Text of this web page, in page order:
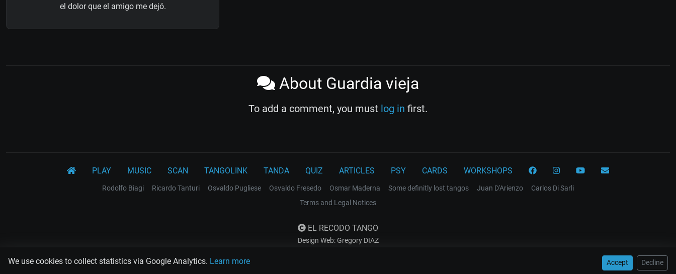
We use cookies to collect statistics via Google Analytics. Learn more Accept Decline
el dolor que el amigo me dejó.
About Guardia vieja
To add a comment, you must log in first.
PLAY MUSIC SCAN TANGOLINK TANDA QUIZ ARTICLES PSY CARDS WORKSHOPS
Rodolfo Biagi Ricardo Tanturi Osvaldo Pugliese Osvaldo Fresedo Osmar Maderna Some definitly lost tangos Juan D'Arienzo
Carlos Di Sarli
Terms and Legal Notices
EL RECODO TANGO
Design Web: Gregory DIAZ